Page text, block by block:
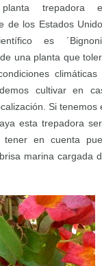
trepadora
de los Estados
es
una planta que
climáticas
cultivar en
Si tenemos
esta trepadora
en cuenta
marina cargada